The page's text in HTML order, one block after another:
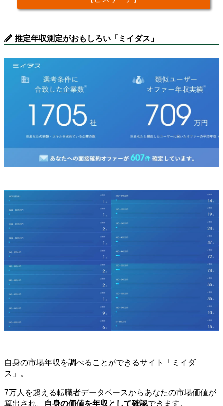
推定年収測定がおもしろい「ミイダス」
自身の市場年収を調べることができるサイト「ミイダ
ス」。
7万人を超える転職者データベースからあなたの市場価値が
算出され、
自身の価値を年収として確認できます。